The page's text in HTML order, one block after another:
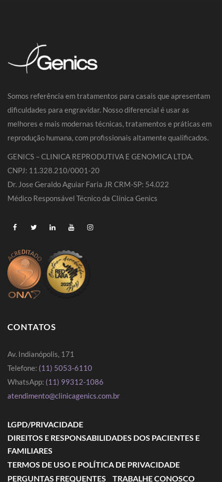
Somos referência em tratamentos para casais que apresentam
dificuldades para engravidar. Nosso diferencial é usar as
melhores e mais modernas técnicas, tratamentos e práticas em
reprodução humana, com profissionais altamente qualificados.
GENICS – CLINICA REPRODUTIVA E GENOMICA LTDA.
CNPJ: 11.328.210/0001-20
Dr. Jose Geraldo Aguiar Faria JR CRM-SP: 54.022
Médico Responsável Técnico da Clínica Genics
CONTATOS
Av. Indianópolis, 171
Telefone: (11) 5053-6110
WhatsApp: (11) 99312-1086
atendimento@clinicagenics.com.br
LGPD/PRIVACIDADE
DIREITOS E RESPONSABILIDADES DOS PACIENTES E
FAMILIARES
TERMOS DE USO E POLÍTICA DE PRIVACIDADE
PERGUNTAS FREQUENTES
TRABALHE CONOSCO